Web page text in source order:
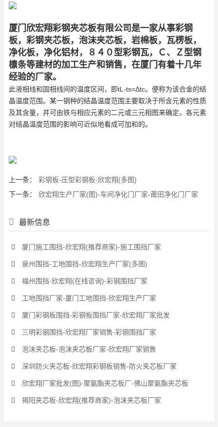
厦门欣宏翔彩钢夹芯板有限公司是一家从事彩钢
板，彩钢夹芯板，泡沫夹芯板，岩棉板，瓦楞板，
净化板，净化铝材，８４０型彩钢瓦，Ｃ、Ｚ型钢
檩条等建材的加工生产和销售，在厦门有着十几年
经验的厂家。
此液相线和固相线间的温度区间，即tL-ts=Δtc。便称为该合金的结
晶温度范围。某一钢种的结晶温度范围主要取决于所含元素的性质
及其含量，并可由铁与相应元素的二元或三元相图来确定。各元素
对结晶温度范围的影响可近似地看成可加和的。
上一条：
彩钢板-压型彩钢板-欣宏翔(多图)
下一条：
欣宏翔生产厂家(图)-车间净化门厂家-莆田净化门厂家
最新信息
厦门施工围挡-欣宏翔(推荐商家)-施工围挡厂家
泉州围挡-工地围挡-欣宏翔生产厂家(多图)
福州围挡-欣宏翔(在线咨询)-彩钢围挡厂家
工地围挡厂家-厦门工地围挡-欣宏翔生产厂家
厦门彩钢板围挡-彩钢板围挡厂家-欣宏翔厂家批发
三明彩钢围挡-欣宏翔厂家销售-彩钢围挡厂家
泡沫夹芯板-泡沫夹芯板厂家-欣宏翔厂家销售
深圳防火夹芯板-欣宏翔彩钢板销售-防火夹芯板厂家
欣宏翔厂家批发(图)-聚氨酯夹芯板厂-佛山聚氨酯夹芯板
揭阳夹芯板-欣宏翔(推荐商家)-泡沫夹芯板厂家